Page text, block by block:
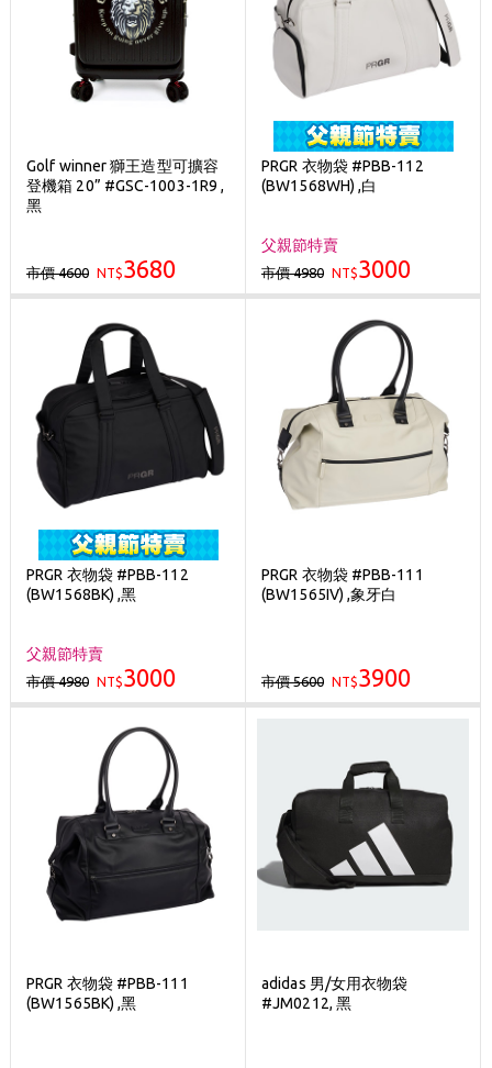
Golf winner 獅王造型可擴容
登機箱 20” #GSC-1003-1R9 ,
黑
市價 4600 NT$3680
PRGR 衣物袋 #PBB-112
(BW1568WH) ,白
父親節特賣
市價 4980 NT$3000
PRGR 衣物袋 #PBB-112
(BW1568BK) ,黑
父親節特賣
市價 4980 NT$3000
PRGR 衣物袋 #PBB-111
(BW1565IV) ,象牙白
市價 5600 NT$3900
PRGR 衣物袋 #PBB-111
(BW1565BK) ,黑
adidas 男/女用衣物袋
#JM0212, 黑